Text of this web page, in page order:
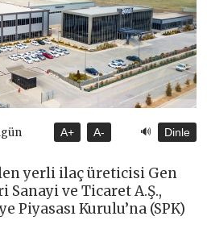
A+ A- 🔊 Dinle
yerli ilaç üreticisi Gen
Sanayi ve Ticaret A.Ş.,
Piyasası Kurulu’na (SPK)